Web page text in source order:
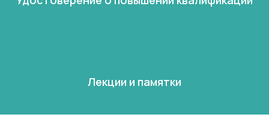
Лекции и памятки